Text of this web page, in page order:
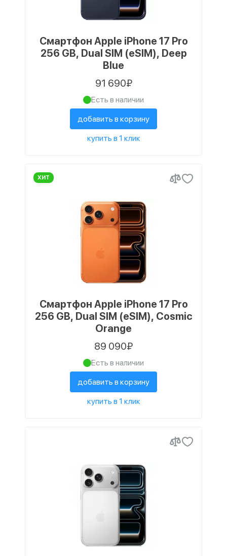
Смартфон Apple iPhone 17 Pro
256 GB, Dual SIM (eSIM), Deep
Blue
91 690₽
Есть в наличии
добавить в корзину
купить в 1 клик
ХИТ
Смартфон Apple iPhone 17 Pro
256 GB, Dual SIM (eSIM), Cosmic
Orange
89 090₽
Есть в наличии
добавить в корзину
купить в 1 клик